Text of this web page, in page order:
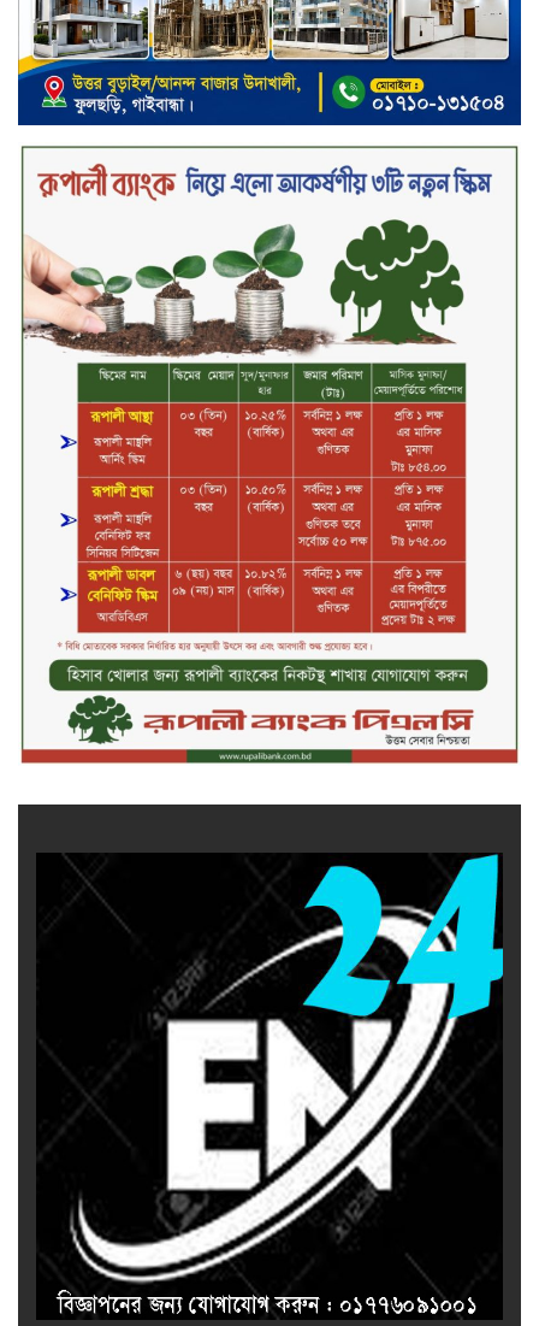
কারখানার উৎপাদন কার্যক্রম সম্পূর্ণ বন্ধ,
জানাল এস আলম কোল্ড রোলড স্টিলস
দীর্ঘস্থায়ী ৭,৫০০ এমএএইচ ব্যাটারি
এবং শক্তিশালী গরিলা গ্লাস ৭আই সুরক্ষা
নিয়ে শাওমি উন্মোচন করল নতুন রেডমি
২০২৫-২৬ অর্থবছরে এনবিআরের রাজস্ব
আদায় ৪.১৫ লাখ কোটি টাকা
সপ্তাহের তৃতীয় কার্যদিবসে লেনদেনের
শীর্ষে একমি পেস্টিসাইড
সপ্তাহের তৃতীয় কার্যদিবসে দরবৃদ্ধির
শীর্ষে সেন্ট্রাল ইন্সুরেন্স